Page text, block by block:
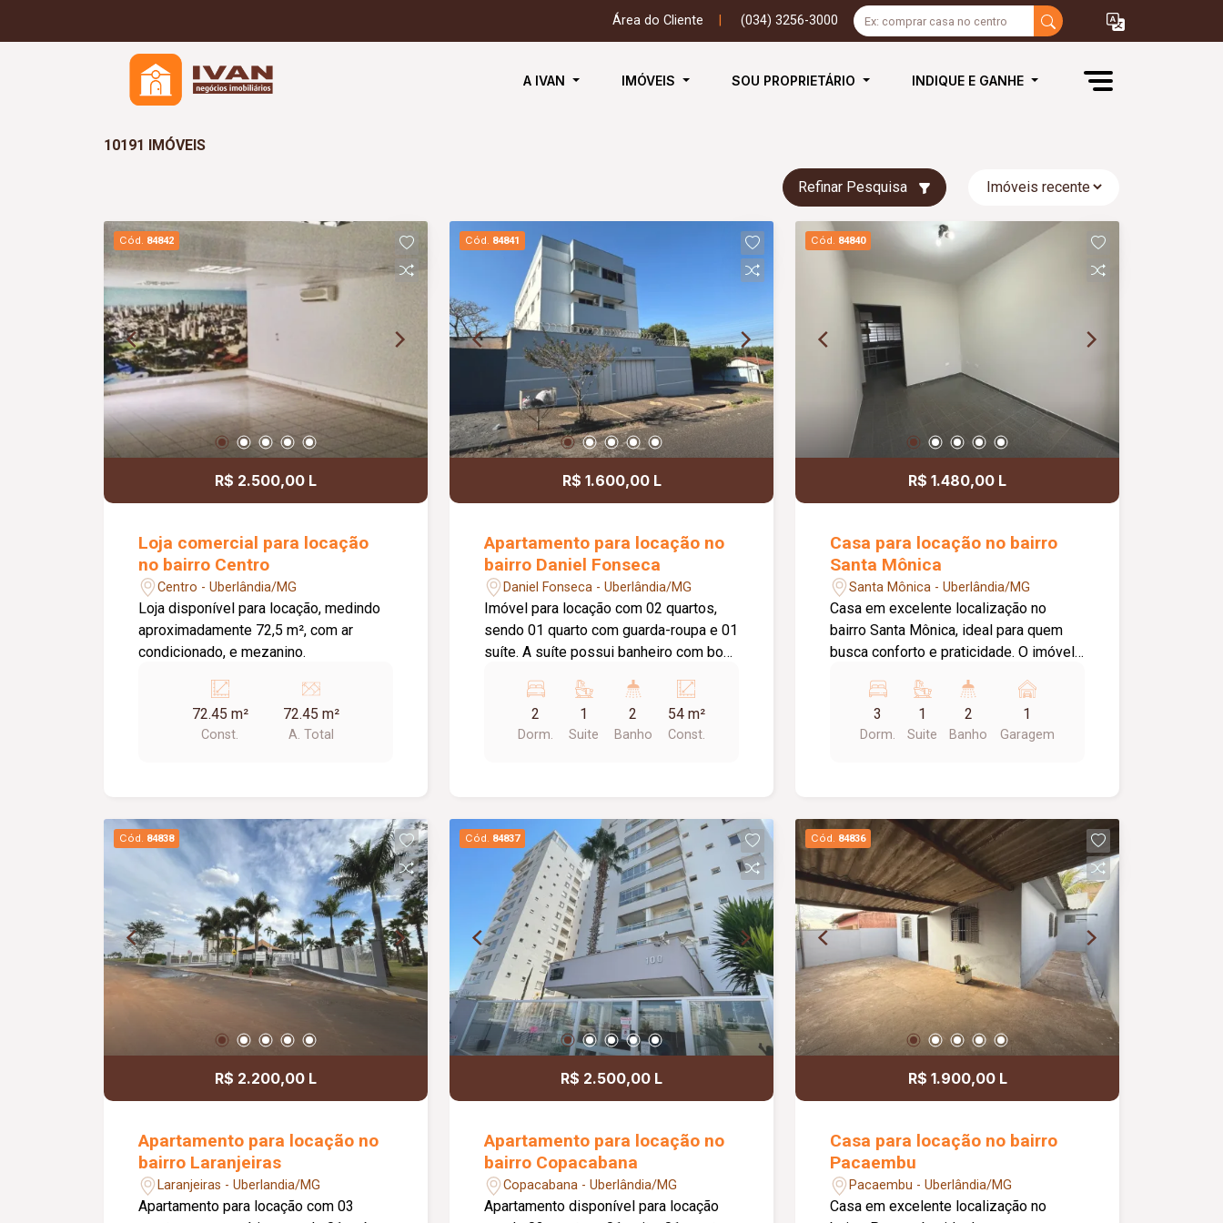
Área do Cliente (034) 3256-3000
A IVAN IMÓVEIS SOU PROPRIETÁRIO INDIQUE E GANHE
10191 IMÓVEIS
Refinar Pesquisa
Cód. 84842
R$ 2.500,00 L
Loja comercial para locação
no bairro Centro
Centro - Uberlândia/MG
Loja disponível para locação, medindo
aproximadamente 72,5 m², com ar
condicionado, e mezanino.
72.45 m²
Const.
72.45 m²
A. Total
Cód. 84841
R$ 1.600,00 L
Apartamento para locação no
bairro Daniel Fonseca
Daniel Fonseca - Uberlândia/MG
Imóvel para locação com 02 quartos,
sendo 01 quarto com guarda-roupa e 01
suíte. A suíte possui banheiro com box
equipada com cooktop e suggar, área
de serviço, 01 banheiro social e 02
vagas de estacionamento.
2
Dorm.
1
Suite
2
Banho
54 m²
Const.
Cód. 84840
R$ 1.480,00 L
Casa para locação no bairro
Santa Mônica
Santa Mônica - Uberlândia/MG
Casa em excelente localização no
bairro Santa Mônica, ideal para quem
busca conforto e praticidade. O imóvel
banheiro social, sala de estar
aconchegante e cozinha equipada com
armário sob a pia. Possui ainda área de
acesso a comércios, serviços e demais
conveniências.
3
Dorm.
1
Suite
2
Banho
1
Garagem
Cód. 84838
R$ 2.200,00 L
Apartamento para locação no
bairro Laranjeiras
Laranjeiras - Uberlandia/MG
Apartamento para locação com 03
Cód. 84837
R$ 2.500,00 L
Apartamento para locação no
bairro Copacabana
Copacabana - Uberlândia/MG
Apartamento disponível para locação
Cód. 84836
R$ 1.900,00 L
Casa para locação no bairro
Pacaembu
Pacaembu - Uberlândia/MG
Casa em excelente localização no